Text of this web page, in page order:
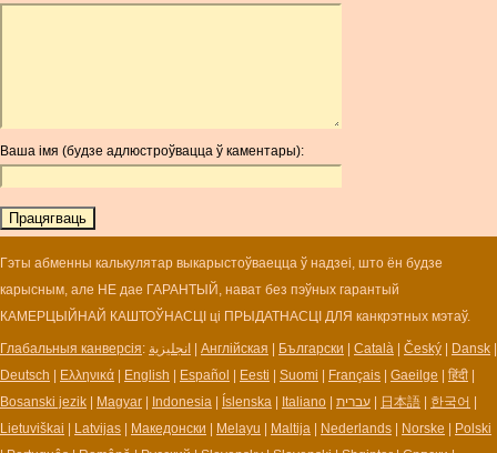
AUR
AWG
BAM
BBD
BCH
BCN
BDT
BGN
BHD
BIF
BLC
Ваша імя (будзе адлюстроўвацца ў каментары):
Гэты абменны калькулятар выкарыстоўваецца ў надзеі, што ён будзе
карысным, але НЕ дае ГАРАНТЫЙ, нават без пэўных гарантый
КАМЕРЦЫЙНАЙ КАШТОЎНАСЦІ ці ПРЫДАТНАСЦІ ДЛЯ канкрэтных мэтаў.
Глабальныя канверсія: انجليزية Англійская Български Català Český Dansk
Deutsch
Ελληνικά English Español Eesti Suomi Français Gaeilge हिंदी
Bosanski jezik
Magyar Indonesia Íslenska Italiano עברית 日本語 한국어
Lietuviškai
Latvijas Македонски Melayu Maltija Nederlands Norske
Polski